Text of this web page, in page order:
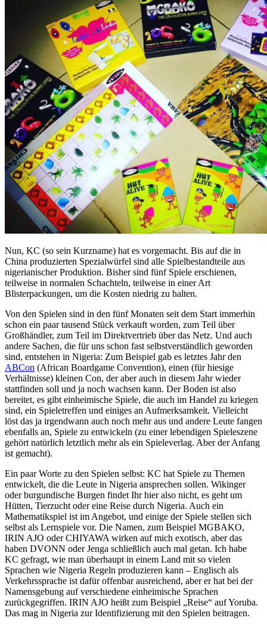
Nun, KC (so sein Kurzname) hat es vorgemacht. Bis auf die in
China produzierten Spezialwürfel sind alle Spielbestandteile aus
nigerianischer Produktion. Bisher sind fünf Spiele erschienen,
teilweise in normalen Schachteln, teilweise in einer Art
Blisterpackungen, um die Kosten niedrig zu halten.
Von den Spielen sind in den fünf Monaten seit dem Start immerhin
schon ein paar tausend Stück verkauft worden, zum Teil über
Großhändler, zum Teil im Direktvertrieb über das Netz. Und auch
andere Sachen, die für uns schon fast selbstverständlich geworden
sind, entstehen in Nigeria: Zum Beispiel gab es letztes Jahr den
ABCon (African Boardgame Convention), einen (für hiesige
Verhältnisse) kleinen Con, der aber auch in diesem Jahr wieder
stattfinden soll und ja noch wachsen kann. Der Boden ist also
bereitet, es gibt einheimische Spiele, die auch im Handel zu kriegen
sind, ein Spieletreffen und einiges an Aufmerksamkeit. Vielleicht
löst das ja irgendwann auch noch mehr aus und andere Leute fangen
ebenfalls an, Spiele zu entwickeln (zu einer lebendigen Spieleszene
gehört natürlich letztlich mehr als ein Spieleverlag. Aber der Anfang
ist gemacht).
Ein paar Worte zu den Spielen selbst: KC hat Spiele zu Themen
entwickelt, die die Leute in Nigeria ansprechen sollen. Wikinger
oder burgundische Burgen findet Ihr hier also nicht, es geht um
Hütten, Tierzucht oder eine Reise durch Nigeria. Auch ein
Mathematikspiel ist im Angebot, und einige der Spiele stellen sich
selbst als Lernspiele vor. Die Namen, zum Beispiel MGBAKO,
IRIN AJO oder CHIYAWA wirken auf mich exotisch, aber das
haben DVONN oder Jenga schließlich auch mal getan. Ich habe
KC gefragt, wie man überhaupt in einem Land mit so vielen
Sprachen wie Nigeria Regeln produzieren kann – Englisch als
Verkehrssprache ist dafür offenbar ausreichend, aber er hat bei der
Namensgebung auf verschiedene einheimische Sprachen
zurückgegriffen. IRIN AJO heißt zum Beispiel „Reise“ auf Yoruba.
Das mag in Nigeria zur Identifizierung mit den Spielen beitragen.